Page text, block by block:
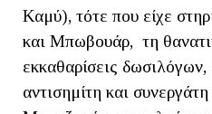
Καμύ), τότε που είχε
και Μπωβουάρ, τη
εκκαθαρίσεις
αντισημίτη και